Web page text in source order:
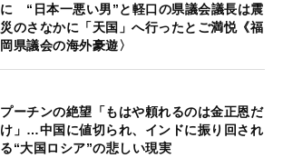
に “日本一悪い男”と軽口の県議会議長は震
災のさなかに「天国」へ行ったとご満悦《福
岡県議会の海外豪遊〉
プーチンの絶望「もはや頼れるのは金正恩だ
け」…中国に値切られ、インドに振り回され
る“大国ロシア”の悲しい現実